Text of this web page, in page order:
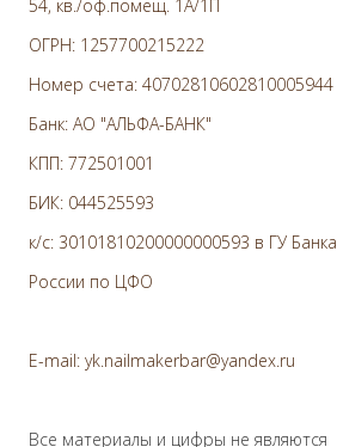
54, кв./оф.помещ. 1А/1П
ОГРН: 1257700215222
Номер счета: 40702810602810005944
Банк: АО "АЛЬФА-БАНК"
КПП: 772501001
БИК: 044525593
к/с: 30101810200000000593 в ГУ Банка
России по ЦФО
E-mail: yk.nailmakerbar@yandex.ru
Все материалы и цифры не являются